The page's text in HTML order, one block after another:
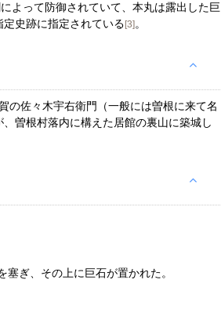
よって防御されていて、本丸は露出した巨
史跡に指定されている [3]。
の佐々木宇右衛門（一般には曽根に来て名
曽根村落内に構えた居館の裏山に築城し
ぎ、その上に巨石が置かれた。